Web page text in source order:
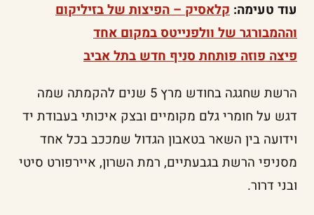
עוד טעימה: קלאסיק – הפיצות של בזיליקום
וההמבורגר של וולפנייטס במקום אחד
פיצה פוזה פותחת סניף חדש בתל אביב
הרשת שחגגה בחודש מרץ 5 שנים להקמתה שמה
דגש על חומרי גלם מקומיים ובצק איכותי בעבודת יד
וידועה בין השאר בטאבון הגדול שמככב בכל אחד
מסניפי הרשת בגבעתיים, רמת השרון, איירפורט סיטי
ובני דרור.